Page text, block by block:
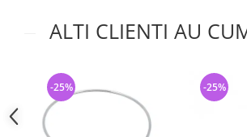
ALTI CLIENTI AU
-25% -25%